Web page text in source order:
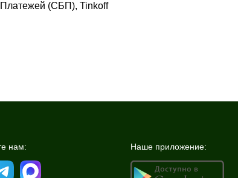
(СБП), Tinkoff
нам: Наше приложение: